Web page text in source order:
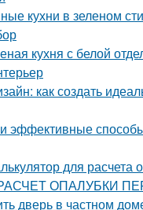
кухни в зеленом
кухня с белой
как создать
эффективные
для расчета
РАСЧЕТ ОПАЛУБКИ
дверь в частном